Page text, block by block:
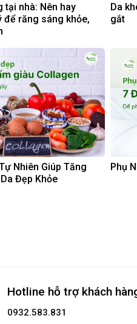
tại nhà: Nên hay
để răng sáng khỏe,
Da
gắt
Nhiên Giúp Tăng
Đẹp Khỏe
Phụ
Hotline hỗ trợ khách
0932.583.831